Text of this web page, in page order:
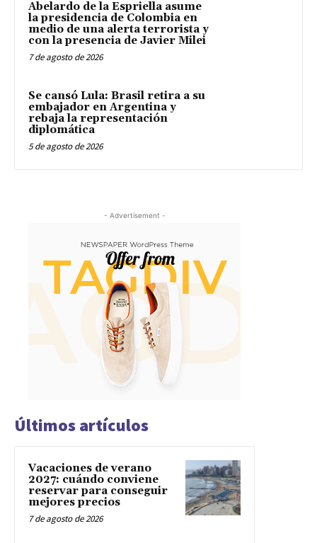
Abelardo de la Espriella asume
la presidencia de Colombia en
medio de una alerta terrorista y
con la presencia de Javier Milei
7 de agosto de 2026
Se cansó Lula: Brasil retira a su
embajador en Argentina y
rebaja la representación
diplomática
5 de agosto de 2026
- Advertisement -
Últimos artículos
Vacaciones de verano
2027: cuándo conviene
reservar para conseguir
mejores precios
7 de agosto de 2026